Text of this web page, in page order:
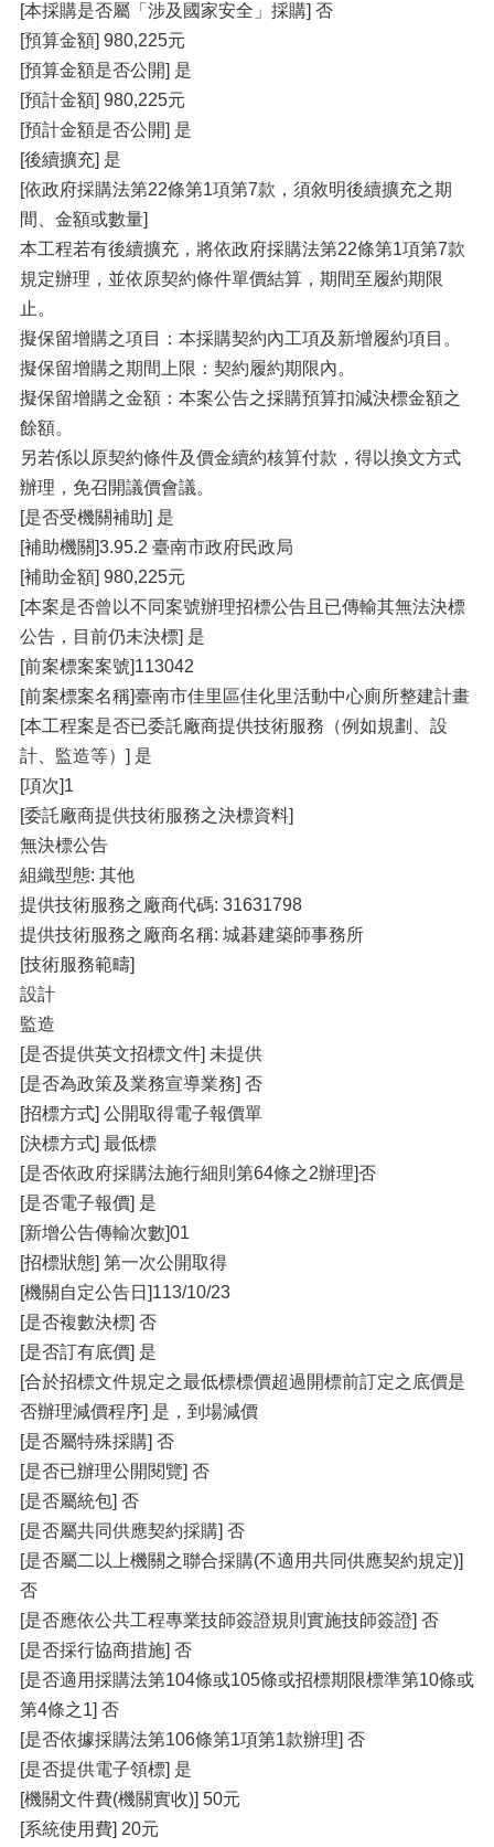
[本採購是否屬「涉及國家安全」採購] 否
[預算金額] 980,225元
[預算金額是否公開] 是
[預計金額] 980,225元
[預計金額是否公開] 是
[後續擴充] 是
[依政府採購法第22條第1項第7款，須敘明後續擴充之期
間、金額或數量]
本工程若有後續擴充，將依政府採購法第22條第1項第7款
規定辦理，並依原契約條件單價結算，期間至履約期限
止。
擬保留增購之項目：本採購契約內工項及新增履約項目。
擬保留增購之期間上限：契約履約期限內。
擬保留增購之金額：本案公告之採購預算扣減決標金額之
餘額。
另若係以原契約條件及價金續約核算付款，得以換文方式
辦理，免召開議價會議。
[是否受機關補助] 是
[補助機關]3.95.2 臺南市政府民政局
[補助金額] 980,225元
[本案是否曾以不同案號辦理招標公告且已傳輸其無法決標
公告，目前仍未決標] 是
[前案標案案號]113042
[前案標案名稱]臺南市佳里區佳化里活動中心廁所整建計畫
[本工程案是否已委託廠商提供技術服務（例如規劃、設
計、監造等）] 是
[項次]1
[委託廠商提供技術服務之決標資料]
無決標公告
組織型態: 其他
提供技術服務之廠商代碼: 31631798
提供技術服務之廠商名稱: 城碁建築師事務所
[技術服務範疇]
設計
監造
[是否提供英文招標文件] 未提供
[是否為政策及業務宣導業務] 否
[招標方式] 公開取得電子報價單
[決標方式] 最低標
[是否依政府採購法施行細則第64條之2辦理]否
[是否電子報價] 是
[新增公告傳輸次數]01
[招標狀態] 第一次公開取得
[機關自定公告日]113/10/23
[是否複數決標] 否
[是否訂有底價] 是
[合於招標文件規定之最低標標價超過開標前訂定之底價是
否辦理減價程序] 是，到場減價
[是否屬特殊採購] 否
[是否已辦理公開閱覽] 否
[是否屬統包] 否
[是否屬共同供應契約採購] 否
[是否屬二以上機關之聯合採購(不適用共同供應契約規定)]
否
[是否應依公共工程專業技師簽證規則實施技師簽證] 否
[是否採行協商措施] 否
[是否適用採購法第104條或105條或招標期限標準第10條或
第4條之1] 否
[是否依據採購法第106條第1項第1款辦理] 否
[是否提供電子領標] 是
[機關文件費(機關實收)] 50元
[系統使用費] 20元